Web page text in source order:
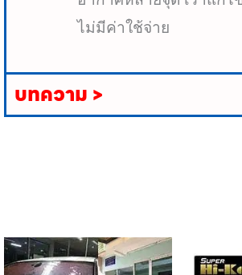
ไม่มีค่าใช้จ่าย
บทความ >